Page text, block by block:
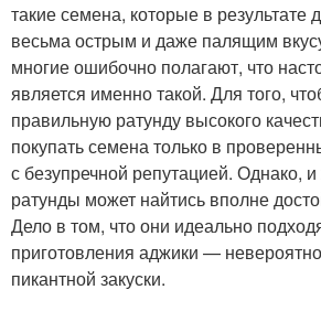
такие семена, которые в результате
весьма острым и даже палящим
многие ошибочно полагают, что
является именно такой. Для того,
правильную ратунду высокого
покупать семена только в
с безупречной репутацией. Однако,
ратунды может найтись вполне
Дело в том, что они идеально
приготовления аджики —
пикантной закуски.